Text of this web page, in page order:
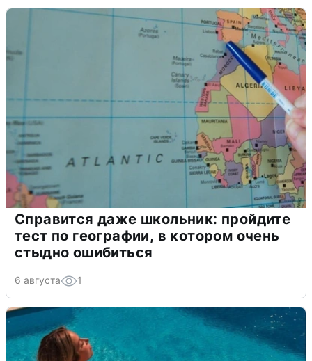
Справится даже школьник: пройдите
тест по географии, в котором очень
стыдно ошибиться
6 августа 1